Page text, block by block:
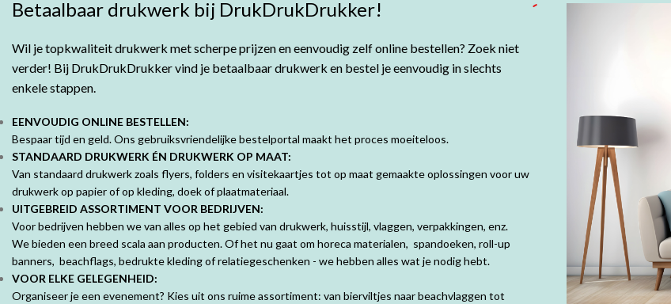
Betaalbaar drukwerk bij DrukDrukDrukker!
Wil je topkwaliteit drukwerk met scherpe prijzen en eenvoudig zelf online bestellen? Zoek niet
verder! Bij DrukDrukDrukker vind je betaalbaar drukwerk en bestel je eenvoudig in slechts
enkele stappen.
EENVOUDIG ONLINE BESTELLEN:
Bespaar tijd en geld. Ons gebruiksvriendelijke bestelportal maakt het proces moeiteloos.
STANDAARD DRUKWERK ÉN DRUKWERK OP MAAT:
Van standaard drukwerk zoals flyers, folders en visitekaartjes tot op maat gemaakte oplossingen voor uw
drukwerk op papier of op kleding, doek of plaatmateriaal.
UITGEBREID ASSORTIMENT VOOR BEDRIJVEN:
Voor bedrijven hebben we van alles op het gebied van drukwerk, huisstijl, vlaggen, verpakkingen, enz.
We bieden een breed scala aan producten. Of het nu gaat om horeca materialen, spandoeken, roll-up
banners, beachflags, bedrukte kleding of relatiegeschenken - we hebben alles wat je nodig hebt.
VOOR ELKE GELEGENHEID:
Organiseer je een evenement? Kies uit ons ruime assortiment: van bierviltjes naar beachvlaggen tot